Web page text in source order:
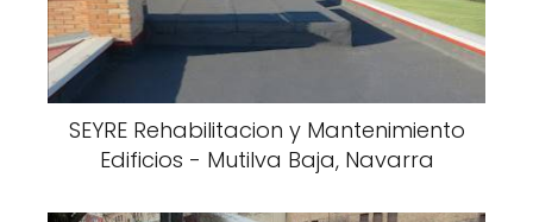
SEYRE Rehabilitacion y Mantenimiento
Edificios - Mutilva Baja, Navarra